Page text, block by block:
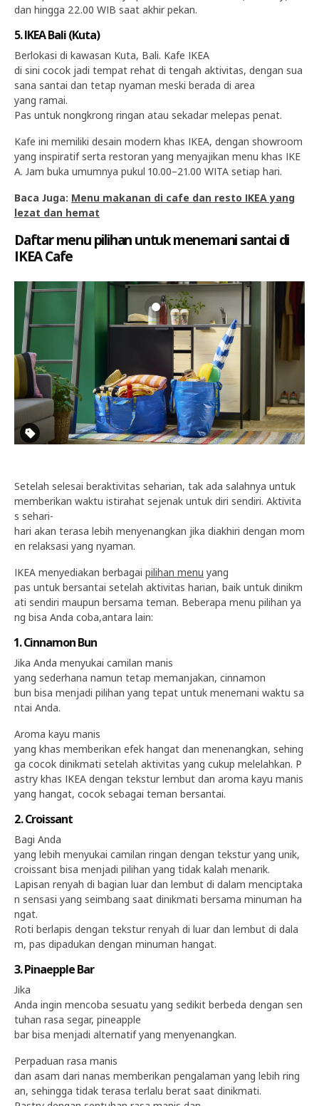
dan hingga 22.00 WIB saat akhir pekan.
5. IKEA Bali (Kuta)
Berlokasi di kawasan Kuta, Bali. Kafe IKEA
di sini cocok jadi tempat rehat di tengah aktivitas, dengan sua
sana santai dan tetap nyaman meski berada di area
yang ramai.
Pas untuk nongkrong ringan atau sekadar melepas penat.
Kafe ini memiliki desain modern khas IKEA, dengan showroom
yang inspiratif serta restoran yang menyajikan menu khas IKE
A. Jam buka umumnya pukul 10.00–21.00 WITA setiap hari.
Baca Juga: Menu makanan di cafe dan resto IKEA yang
lezat dan hemat
Daftar menu pilihan untuk menemani santai di
IKEA Cafe
Setelah selesai beraktivitas seharian, tak ada salahnya untuk
memberikan waktu istirahat sejenak untuk diri sendiri. Aktivita
s sehari-
hari akan terasa lebih menyenangkan jika diakhiri dengan mom
en relaksasi yang nyaman.
IKEA menyediakan berbagai pilihan menu yang
pas untuk bersantai setelah aktivitas harian, baik untuk dinikm
ati sendiri maupun bersama teman. Beberapa menu pilihan ya
ng bisa Anda coba,antara lain:
1. Cinnamon Bun
Jika Anda menyukai camilan manis
yang sederhana namun tetap memanjakan, cinnamon
bun bisa menjadi pilihan yang tepat untuk menemani waktu sa
ntai Anda.
Aroma kayu manis
yang khas memberikan efek hangat dan menenangkan, sehing
ga cocok dinikmati setelah aktivitas yang cukup melelahkan. P
astry khas IKEA dengan tekstur lembut dan aroma kayu manis
yang hangat, cocok sebagai teman bersantai.
2. Croissant
Bagi Anda
yang lebih menyukai camilan ringan dengan tekstur yang unik,
croissant bisa menjadi pilihan yang tidak kalah menarik.
Lapisan renyah di bagian luar dan lembut di dalam menciptaka
n sensasi yang seimbang saat dinikmati bersama minuman ha
ngat.
Roti berlapis dengan tekstur renyah di luar dan lembut di dala
m, pas dipadukan dengan minuman hangat.
3. Pinaepple Bar
Jika
Anda ingin mencoba sesuatu yang sedikit berbeda dengan sen
tuhan rasa segar, pineapple
bar bisa menjadi alternatif yang menyenangkan.
Perpaduan rasa manis
dan asam dari nanas memberikan pengalaman yang lebih ring
an, sehingga tidak terasa terlalu berat saat dinikmati.